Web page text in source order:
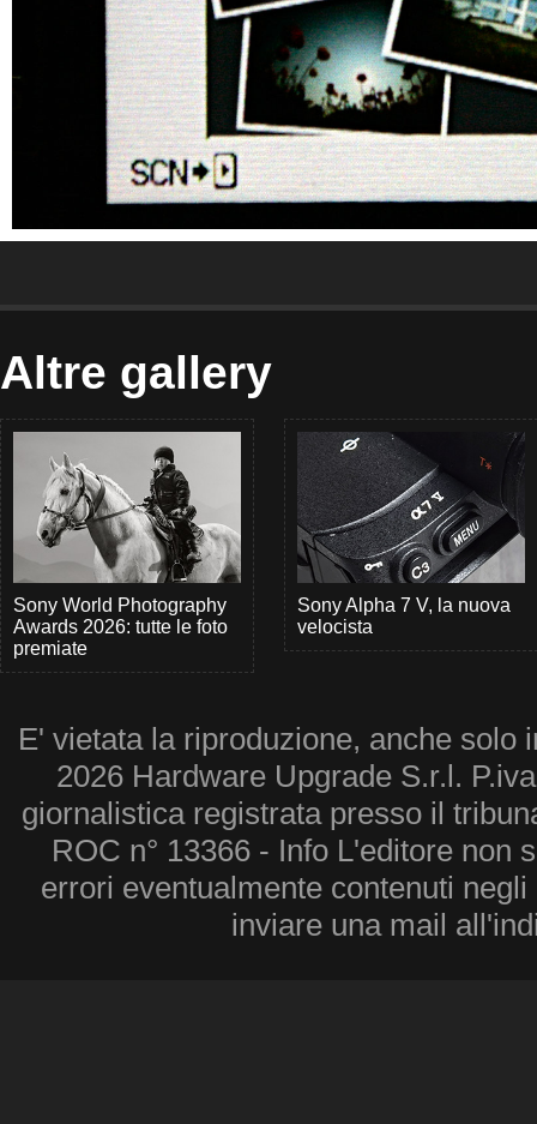
Altre gallery
Sony World Photography
Awards 2026: tutte le foto
premiate
Sony Alpha 7 V, la nuova
velocista
E' vietata la riproduzione, anche solo
2026 Hardware Upgrade S.r.l.
giornalistica registrata presso il
ROC n° 13366 - Info L'editore non
errori eventualmente contenuti
inviare una mail